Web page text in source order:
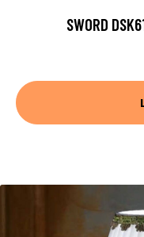
SWORD